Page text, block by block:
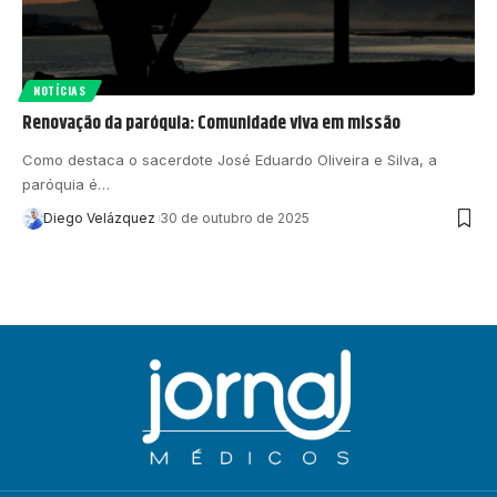
NOTÍCIAS
Renovação da paróquia: Comunidade viva em missão
Como destaca o sacerdote José Eduardo Oliveira e Silva, a
paróquia é…
Diego Velázquez 30 de outubro de 2025